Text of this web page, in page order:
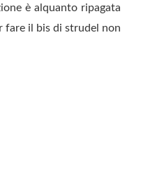
è alquanto ripagata
fare il bis di strudel non